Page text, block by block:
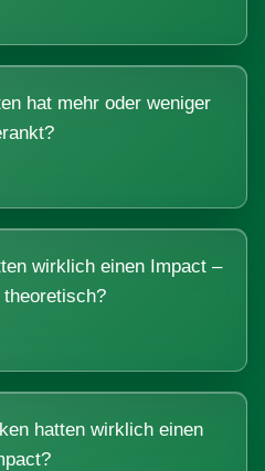
hat mehr oder weniger
wirklich einen Impact –
hatten wirklich einen